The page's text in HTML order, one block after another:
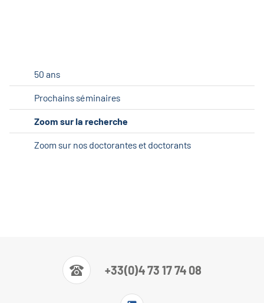
50 ans
Prochains séminaires
Zoom sur la recherche
Zoom sur nos doctorantes et doctorants
+33(0)4 73 17 74 08